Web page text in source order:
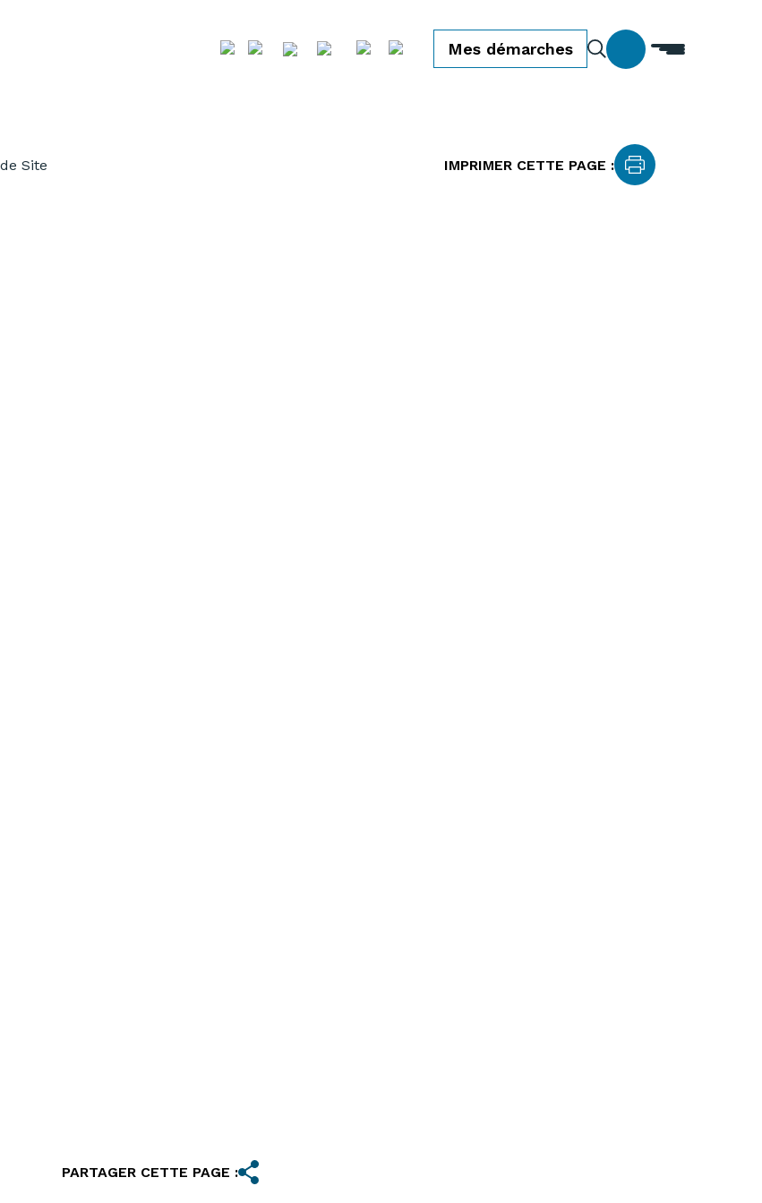
Mes démarches
Site IMPRIMER CETTE PAGE :
PARTAGER CETTE PAGE :